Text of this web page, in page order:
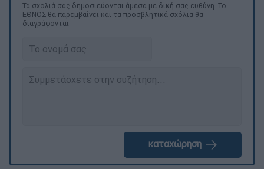
Τα σχολιά σας δημοσιεύονται άμεσα με δική σας ευθύνη. Το
ΕΘΝΟΣ θα παρεμβαίνει και τα προσβλητικά σχόλια θα
διαγράφονται
καταχώρηση